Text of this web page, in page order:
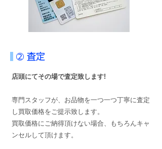
➁ 査定
店頭にてその場で査定致します!
専門スタッフが、お品物を一つ一つ丁寧に査定
し買取価格をご提示致します。
買取価格にご納得頂けない場合、もちろんキャ
ンセルして頂けます。